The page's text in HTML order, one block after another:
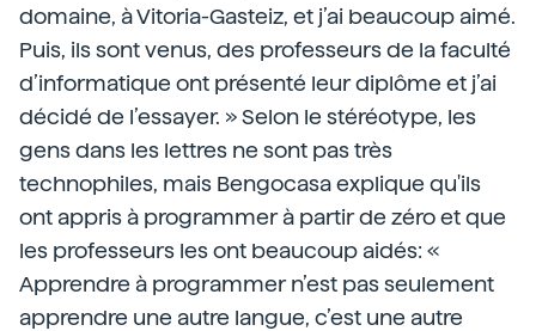
domaine, à Vitoria-Gasteiz, et j’ai beaucoup aimé.
Puis, ils sont venus, des professeurs de la faculté
d’informatique ont présenté leur diplôme et j’ai
décidé de l’essayer. » Selon le stéréotype, les
gens dans les lettres ne sont pas très
technophiles, mais Bengocasa explique qu'ils
ont appris à programmer à partir de zéro et que
les professeurs les ont beaucoup aidés: «
Apprendre à programmer n’est pas seulement
apprendre une autre langue, c’est une autre